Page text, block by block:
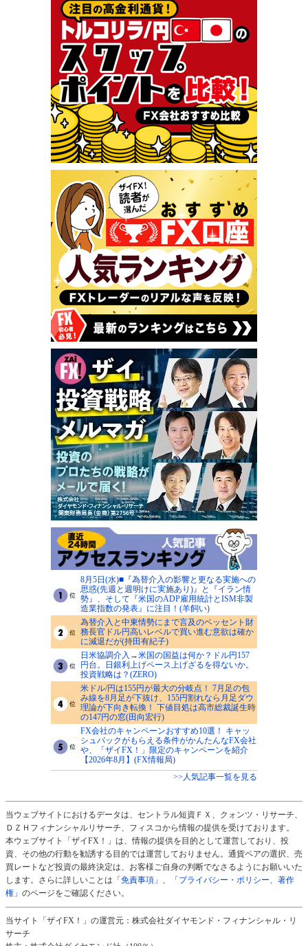
8月5日(水)■『為替介入の影響と更なる実施への
思惑(先週と週明けに実施あり)』と『イラン情
勢』、そして『米国のADP雇用統計とISM非製
造業指数の発表』に注目！(羊飼い)
為替介入と中東情勢にまで言及のベッセント財
務長官ドル円高いレベルで買い進む意欲は確か
に減退だが(持田有紀子)
日米協調介入→米国の国益は何か？ドル円157
円台。日銀利上げペース上げざるを得ないか。
投資戦略は？(ZERO)
米ドル/円は155円が最大の分岐点！ 7月足の包
み線を8月足が下抜け、155円割れなら月足ダウ
理論が下向き転換！ 下値目処は高市総裁誕生時
の147円の窓(田向宏行)
FX会社のキャンペーンおすすめ10選！ キャッ
シュバックがもらえる条件がかんたんなFX会社
や、「ザイFX！」限定のキャンペーンを紹介
【2026年8月】(FX情報局)
>>人気記事一覧を見る
当ウェブサイトにおけるデータは、セントラル短資ＦＸ、クォンツ・リサーチ、
ＤＺＨフィナンシャルリサーチ、フィスコから情報の提供を受けております。
本ウェブサイト「ザイFX！」は、情報の提供を目的として運営しており、投
資、その他の行動を勧誘する目的では運営しておりません。通貨ペアの選択、売
買レートなど投資の最終決定は、お客様ご自身の判断でなさるようにお願いいた
します。さらに詳しいことは 「免責事項」
「プライバシー・ポリシー、著作
権」 のページをご確認ください。
当サイト「ザイFX！」の運営元：株式会社ダイヤモンド・フィナンシャル・リ
サーチ